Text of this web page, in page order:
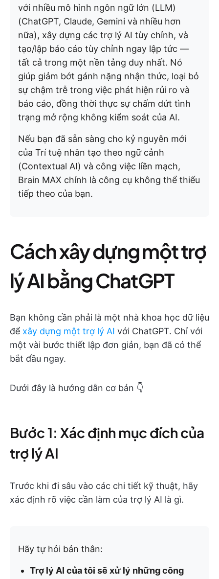
với nhiều mô hình ngôn ngữ lớn (LLM)
(ChatGPT, Claude, Gemini và nhiều hơn
nữa), xây dựng các trợ lý AI tùy chỉnh, và
tạo/lập báo cáo tùy chỉnh ngay lập tức —
tất cả trong một nền tảng duy nhất. Nó
giúp giảm bớt gánh nặng nhận thức, loại bỏ
sự chậm trễ trong việc phát hiện rủi ro và
báo cáo, đồng thời thực sự chấm dứt tình
trạng mở rộng không kiểm soát của AI.
Nếu bạn đã sẵn sàng cho kỷ nguyên mới
của Trí tuệ nhân tạo theo ngữ cảnh
(Contextual AI) và công việc liền mạch,
Brain MAX chính là công cụ không thể thiếu
tiếp theo của bạn.
Cách xây dựng một trợ
lý AI bằng ChatGPT
Bạn không cần phải là một nhà khoa học dữ liệu
để xây dựng một trợ lý AI với ChatGPT. Chỉ với
một vài bước thiết lập đơn giản, bạn đã có thể
bắt đầu ngay.
Dưới đây là hướng dẫn cơ bản 👇
Bước 1: Xác định mục đích của
trợ lý AI
Trước khi đi sâu vào các chi tiết kỹ thuật, hãy
xác định rõ việc cần làm của trợ lý AI là gì.
Hãy tự hỏi bản thân:
Trợ lý AI của tôi sẽ xử lý những công